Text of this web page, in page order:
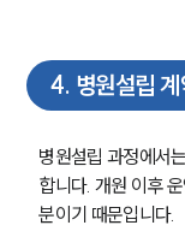
4. 병원설립
병원설립 과정에서
합니다. 개원 이후
분이기 때문입니다.